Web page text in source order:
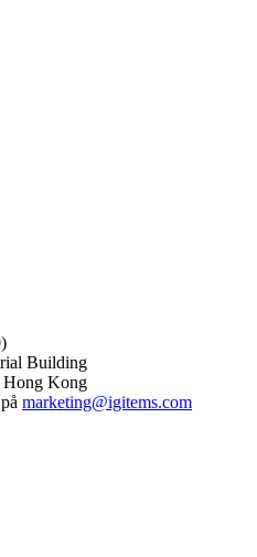
Building
Hong Kong
marketing@igitems.com